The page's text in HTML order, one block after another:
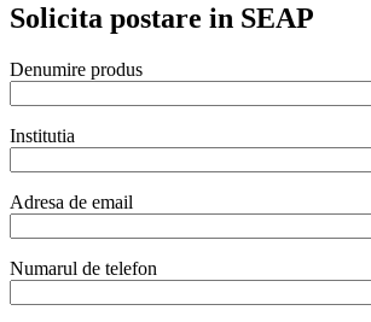
Line
integrala
striata,
550x380x(H)240
mm,
inox,
potrivit
si
pentru
uz
profesional
quantity
Solicita postare in SEAP
Denumire produs
Institutia
Adresa de email
Numarul de telefon